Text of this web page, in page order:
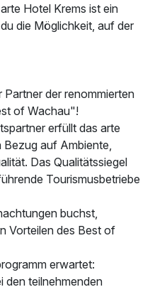
Hotel Krems ist ein
die Möglichkeit, auf der
der renommierten
of Wachau"!
erfüllt das arte
Bezug auf Ambiente,
Das Qualitätssiegel
Tourismusbetriebe
buchst,
Vorteilen des Best of
erwartet:
den teilnehmenden